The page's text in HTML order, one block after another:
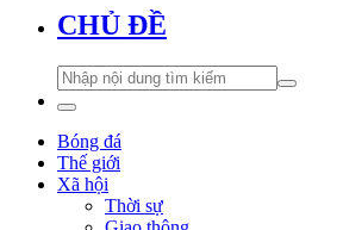
CHỦ ĐỀ
Bóng đá
Thế giới
Xã hội
Thời sự